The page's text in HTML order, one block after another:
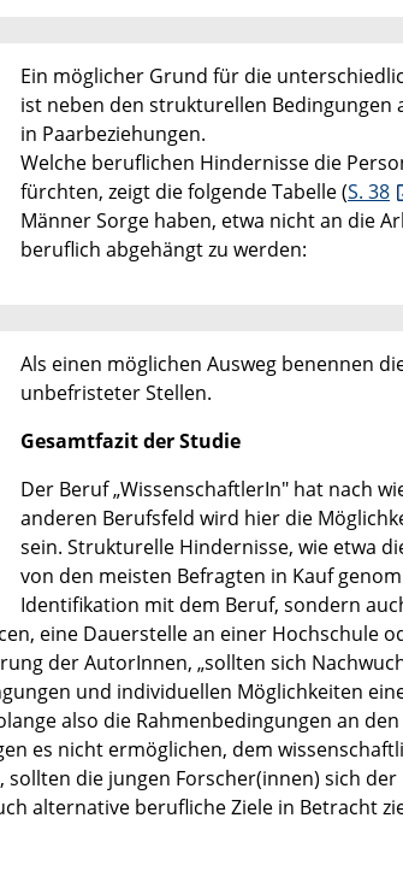
Ein möglicher Grund für die
ist neben den strukturellen
in Paarbeziehungen.
Welche beruflichen Hindernisse die
fürchten, zeigt die folgende Tabelle (S. 38
Männer Sorge haben, etwa nicht an die
beruflich abgehängt zu werden:
Als einen möglichen Ausweg benennen
unbefristeter Stellen.
Gesamtfazit der Studie
Der Beruf „WissenschaftlerIn" hat nach
anderen Berufsfeld wird hier die
sein. Strukturelle Hindernisse, wie etwa
von den meisten Befragten in Kauf
Identifikation mit dem Beruf, sondern
eine Dauerstelle an einer Hochschule
der AutorInnen, „sollten sich
und individuellen Möglichkeiten
also die Rahmenbedingungen an
es nicht ermöglichen, dem
sollten die jungen Forscher(innen) sich
alternative berufliche Ziele in Betracht